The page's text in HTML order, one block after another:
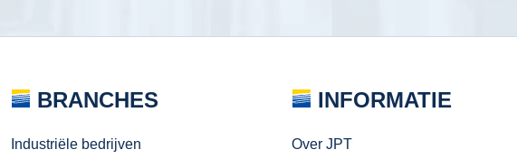
BRANCHES
Industriële bedrijven
INFORMATIE
Over JPT